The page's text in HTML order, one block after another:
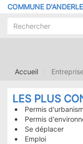
Aller
contenu
COMMUNE
Accueil
LES PLUS
Permis
Permis
Se déplacer
Emploi